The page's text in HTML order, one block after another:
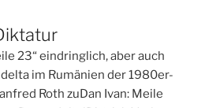
23“ eindringlich, aber auch
im Rumänien der 1980er-
Roth zuDan Ivan: Meile